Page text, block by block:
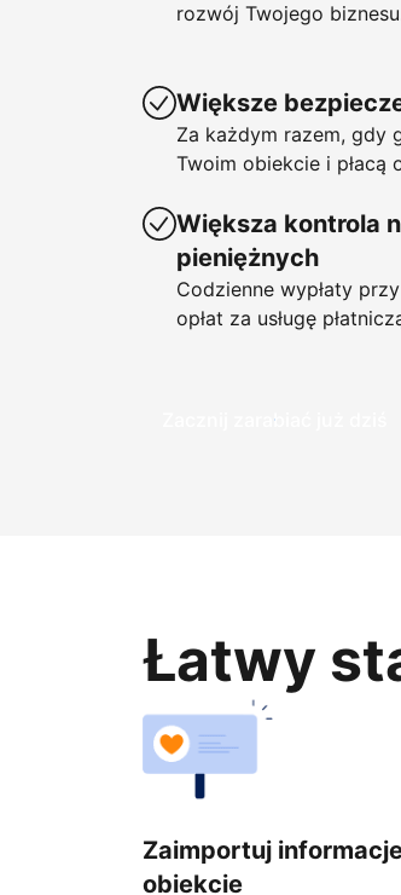
rozwój Twojego
Większe
Za każdym razem, gdy
Twoim obiekcie i płacą
Większa kontrola
pieniężnych
Codzienne wypłaty
opłat za usługę
Zacznij zarabiać już dziś
Łatwy
Zaimportuj
obiekcie